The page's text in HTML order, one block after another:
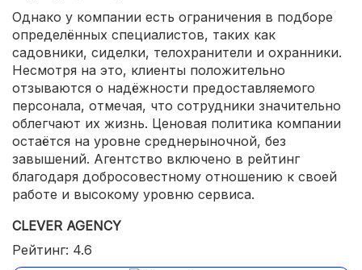
Однако у компании есть ограничения в подборе
определённых специалистов, таких как
садовники, сиделки, телохранители и охранники.
Несмотря на это, клиенты положительно
отзываются о надёжности предоставляемого
персонала, отмечая, что сотрудники значительно
облегчают их жизнь. Ценовая политика компании
остаётся на уровне среднерыночной, без
завышений. Агентство включено в рейтинг
благодаря добросовестному отношению к своей
работе и высокому уровню сервиса.
CLEVER AGENCY
Рейтинг: 4.6